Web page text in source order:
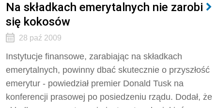
Na składkach emerytalnych nie zarobi
się kokosów
28 paź 2009
Instytucje finansowe, zarabiając na składkach
emerytalnych, powinny dbać skutecznie o przyszłość
emerytur - powiedział premier Donald Tusk na
konferencji prasowej po posiedzeniu rządu. Dodał, że